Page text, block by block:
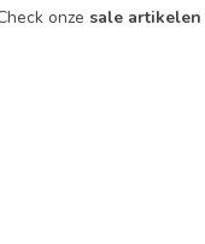
onze sale artikelen